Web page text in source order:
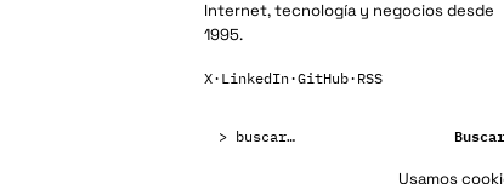
Internet, tecnología y negocios desde
1995.
X· LinkedIn·GitHub· RSS
Buscar
Usamos